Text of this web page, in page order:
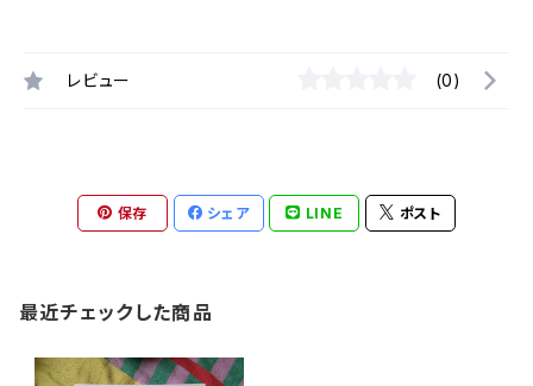
レビュー (0)
保存 シェア LINE ポスト
最近チェックした商品